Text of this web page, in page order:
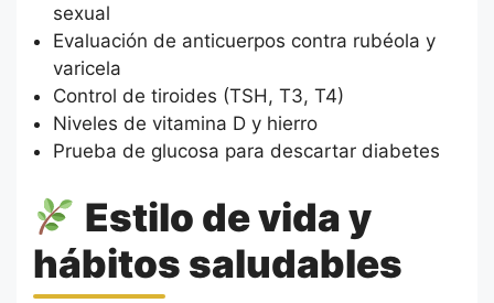
sexual
Evaluación de anticuerpos contra rubéola y
varicela
Control de tiroides (TSH, T3, T4)
Niveles de vitamina D y hierro
Prueba de glucosa para descartar diabetes
Estilo de vida y
hábitos saludables